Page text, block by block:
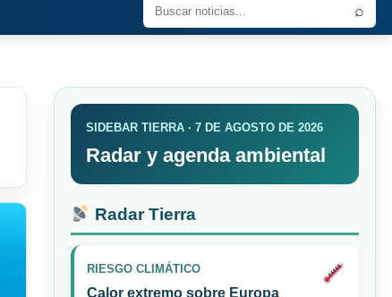
⌕
SIDEBAR TIERRA · 7 DE AGOSTO DE 2026
Radar y agenda ambiental
Radar Tierra
RIESGO CLIMÁTICO
Calor extremo sobre Europa